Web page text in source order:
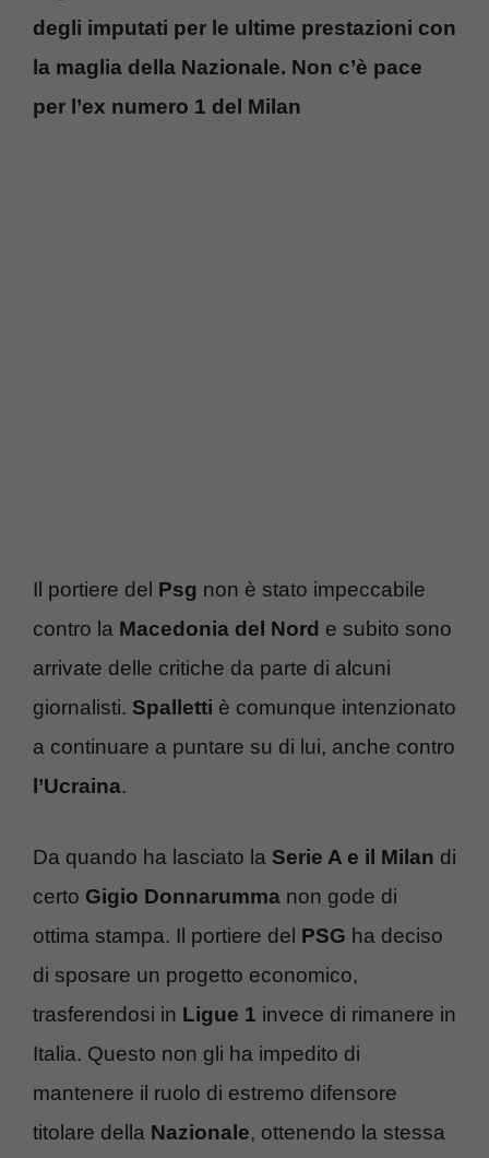
degli imputati per le ultime prestazioni con
la maglia della Nazionale. Non c’è pace
per l’ex numero 1 del Milan
Il portiere del Psg non è stato impeccabile
contro la Macedonia del Nord e subito sono
arrivate delle critiche da parte di alcuni
giornalisti. Spalletti è comunque intenzionato
a continuare a puntare su di lui, anche contro
l’Ucraina.
Da quando ha lasciato la Serie A e il Milan di
certo Gigio Donnarumma non gode di
ottima stampa. Il portiere del PSG ha deciso
di sposare un progetto economico,
trasferendosi in Ligue 1 invece di rimanere in
Italia. Questo non gli ha impedito di
mantenere il ruolo di estremo difensore
titolare della Nazionale, ottenendo la stessa